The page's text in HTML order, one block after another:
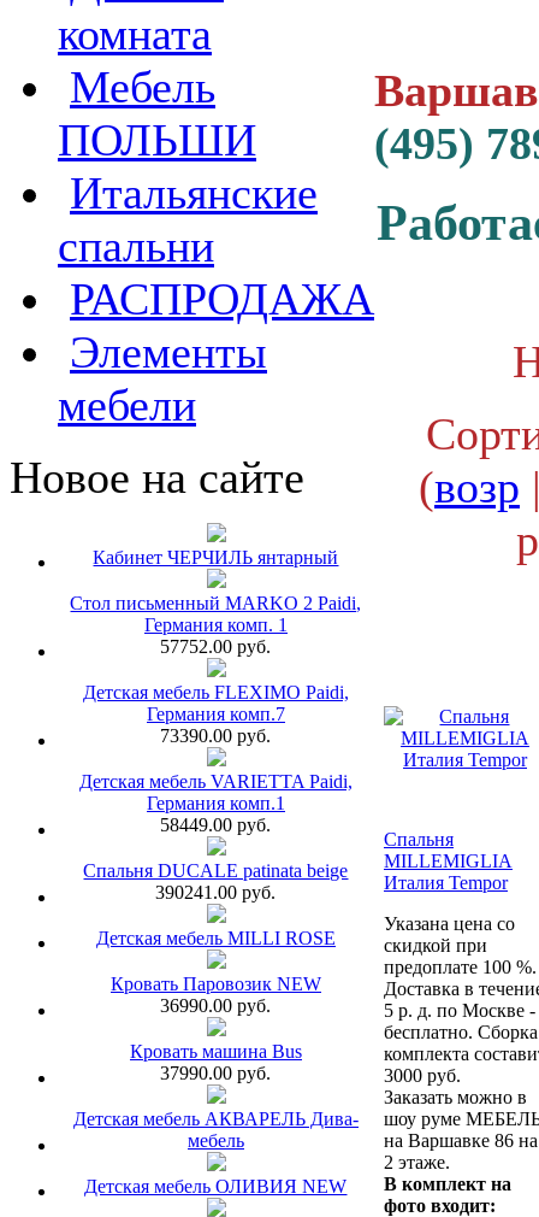
комната
Мебель
ПОЛЬШИ
Итальянские
спальни
РАСПРОДАЖА
Элементы
мебели
Новое на сайте
Кабинет ЧЕРЧИЛЬ янтарный
Стол письменный MARKO 2 Paidi,
Германия комп. 1
57752.00 руб.
Детская мебель FLEXIMO Paidi,
Германия комп.7
73390.00 руб.
Детская мебель VARIETTA Paidi,
Германия комп.1
58449.00 руб.
Спальня DUCALE patinata beige
390241.00 руб.
Детская мебель MILLI ROSE
Кровать Паровозик NEW
36990.00 руб.
Кровать машина Bus
37990.00 руб.
Детская мебель АКВАРЕЛЬ Дива-
мебель
Детская мебель ОЛИВИЯ NEW
(495)
(возр
Спальня
MILLEMIGLIA
Италия Tempor
Указана цена со
скидкой при
предоплате 100 %.
Доставка в
5 р. д. по Москве -
бесплатно. Сборка
комплекта
3000 руб.
Заказать можно в
шоу руме
на Варшавке 86 на
2 этаже.
В комплект на
фото входит: